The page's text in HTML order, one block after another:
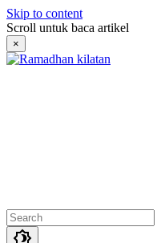
Skip to content
Scroll untuk baca artikel
×